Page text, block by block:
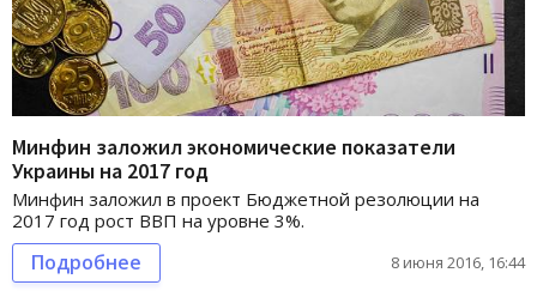
Минфин заложил экономические показатели
Украины на 2017 год
Минфин заложил в проект Бюджетной резолюции на
2017 год рост ВВП на уровне 3%.
Подробнее 8 июня 2016, 16:44